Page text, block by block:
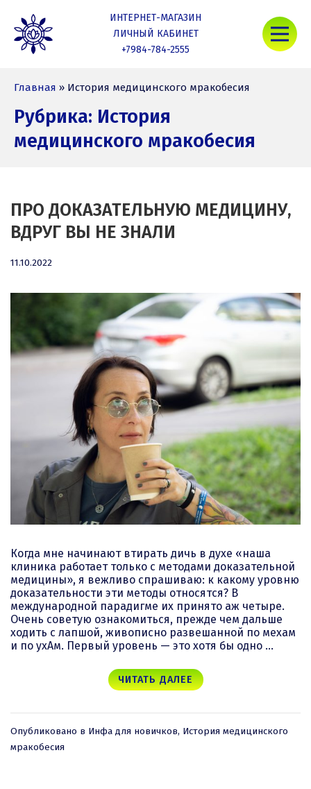
content
ИНТЕРНЕТ-МАГАЗИН
ЛИЧНЫЙ КАБИНЕТ
+7984-784-2555
Главная » История медицинского мракобесия
Рубрика: История
медицинского мракобесия
ПРО ДОКАЗАТЕЛЬНУЮ МЕДИЦИНУ,
ВДРУГ ВЫ НЕ ЗНАЛИ
11.10.2022
Когда мне начинают втирать дичь в духе «наша
клиника работает только с методами доказательной
медицины», я вежливо спрашиваю: к какому уровню
доказательности эти методы относятся? В
международной парадигме их принято аж четыре.
Очень советую ознакомиться, прежде чем дальше
ходить с лапшой, живописно развешанной по мехам
и по ухАм. Первый уровень — это хотя бы одно …
ЧИТАТЬ ДАЛЕЕ
Опубликовано в Инфа для новичков, История медицинского
мракобесия